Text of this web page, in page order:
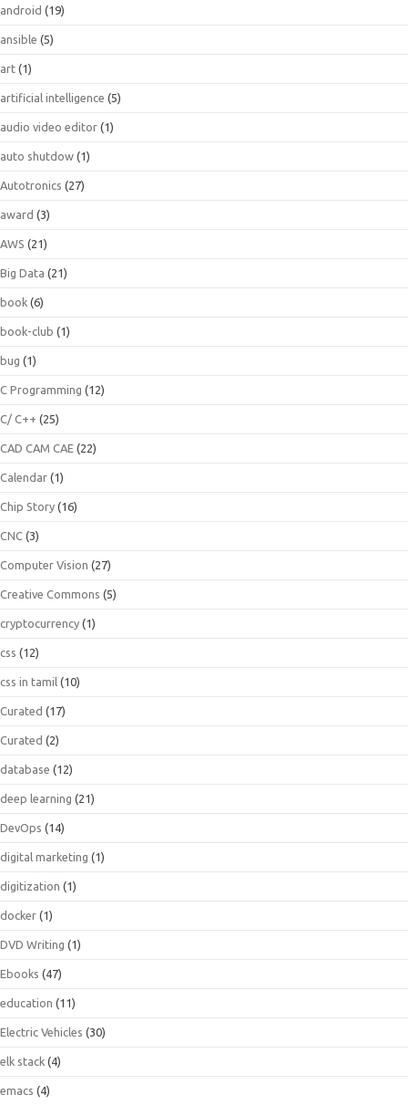
android (19)
ansible (5)
art (1)
artificial intelligence (5)
audio video editor (1)
auto shutdow (1)
Autotronics (27)
award (3)
AWS (21)
Big Data (21)
book (6)
book-club (1)
bug (1)
C Programming (12)
C/ C++ (25)
CAD CAM CAE (22)
Calendar (1)
Chip Story (16)
CNC (3)
Computer Vision (27)
Creative Commons (5)
cryptocurrency (1)
css (12)
css in tamil (10)
Curated (17)
Curated (2)
database (12)
deep learning (21)
DevOps (14)
digital marketing (1)
digitization (1)
docker (1)
DVD Writing (1)
Ebooks (47)
education (11)
Electric Vehicles (30)
elk stack (4)
emacs (4)